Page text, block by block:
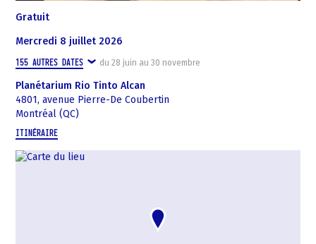
Gratuit
mercredi 8 juillet 2026
155 AUTRES DATES du 28 juin au 30 novembre
Planétarium Rio Tinto Alcan
4801, avenue Pierre-De Coubertin
Montréal (QC)
ITINÉRAIRE